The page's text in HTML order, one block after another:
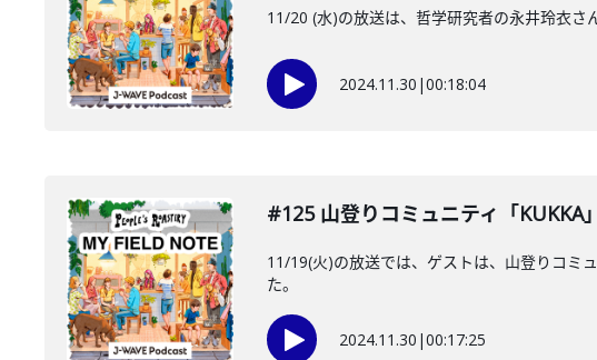
11/20 (水)の放送は、哲学研究者の永井玲衣さ
2024.11.30 |00:18:04
#125 山登りコミュニティ「KUKKA
11/19(火)の放送では、ゲストは、山登りコミ
た。
2024.11.30 |00:17:25